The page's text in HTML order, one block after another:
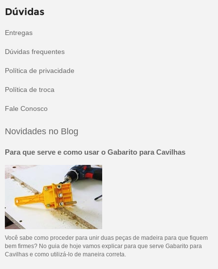
Dúvidas
Entregas
Dúvidas frequentes
Política de privacidade
Política de troca
Fale Conosco
Novidades no Blog
Para que serve e como usar o Gabarito para Cavilhas
Você sabe como proceder para unir duas peças de madeira para que fiquem
bem firmes? No guia de hoje vamos explicar para que serve Gabarito para
Cavilhas e como utilizá-lo de maneira correta.